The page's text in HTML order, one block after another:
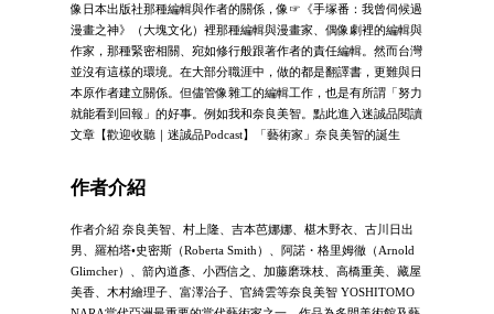
像日本出版社那種編輯與作者的關係，像☞《手塚番：我曾伺候過
漫畫之神》（大塊文化）裡那種編輯與漫畫家、偶像劇裡的編輯與
作家，那種緊密相關、宛如修行般跟著作者的責任編輯。然而台灣
並沒有這樣的環境。在大部分職涯中，做的都是翻譯書，更難與日
本原作者建立關係。但儘管像雜工的編輯工作，也是有所謂「努力
就能看到回報」的好事。例如我和奈良美智。點此進入迷誠品閱讀
文章【歡迎收聽｜迷誠品Podcast】「藝術家」奈良美智的誕生
作者介紹
作者介紹 奈良美智、村上隆、吉本芭娜娜、椹木野衣、古川日出
男、羅柏塔•史密斯（Roberta Smith）、阿諾・格里姆徹（Arnold
Glimcher）、箭內道彥、小西信之、加藤磨珠枝、高橋重美、藏屋
美香、木村繪理子、富澤治子、官綺雲等奈良美智 YOSHITOMO